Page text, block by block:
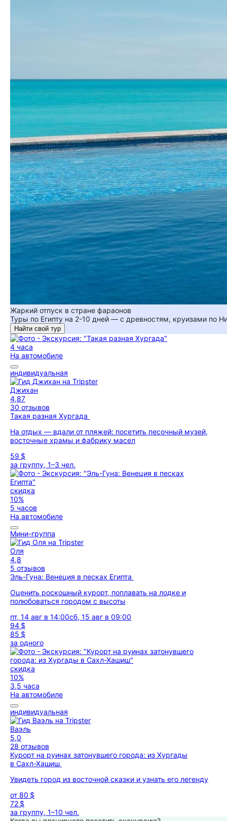
Жаркий отпуск в стране фараонов
Туры по Египту на 2-10 дней — с древностям, круизами по
Найти свой тур
4 часа
На автомобиле
индивидуальная
Джихан
4,87
30 отзывов
Такая разная Хургада
На отдых — вдали от пляжей: посетить песочный музей,
восточные храмы и фабрику масел
59 $
за группу, 1–3 чел.
скидка
10%
5 часов
На автомобиле
Мини-группа
Оля
4,8
5 отзывов
Эль-Гуна: Венеция в песках Египта
Оценить роскошный курорт, поплавать на лодке и
полюбоваться городом с высоты
пт, 14 авг в 14:00сб, 15 авг в 09:00
94 $
85 $
за одного
скидка
10%
3,5 часа
На автомобиле
индивидуальная
Ваэль
5,0
28 отзывов
Курорт на руинах затонувшего города: из Хургады
в Сахл-Хашиш
Увидеть город из восточной сказки и узнать его легенду
от 80 $
72 $
за группу, 1–10 чел.